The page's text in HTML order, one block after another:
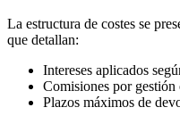
La estructura de costes se
que detallan:
Intereses aplicados
Comisiones por
Plazos máximos de